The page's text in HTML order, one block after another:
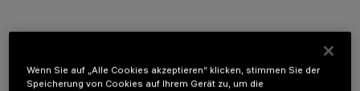
OPTIONALE KOMPONENTEN
Wenn Sie auf „Alle Cookies akzeptieren“ klicken, stimmen Sie der
Speicherung von Cookies auf Ihrem Gerät zu, um die